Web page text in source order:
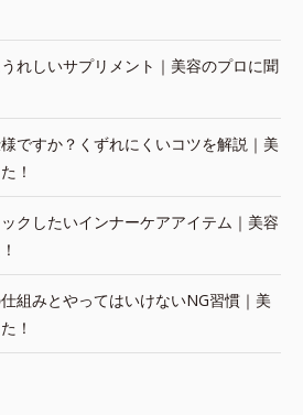
れしいサプリメント｜美容のプロに聞
ですか？くずれにくいコツを解説｜美
！
クしたいインナーケアアイテム｜美容
組みとやってはいけないNG習慣｜美
！